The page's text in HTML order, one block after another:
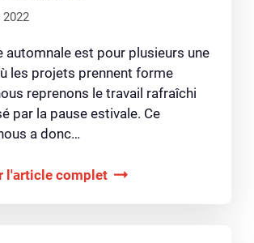
automnale est pour plusieurs une
les projets prennent forme
reprenons le travail rafraîchi
par la pause estivale. Ce
a donc…
l'article complet